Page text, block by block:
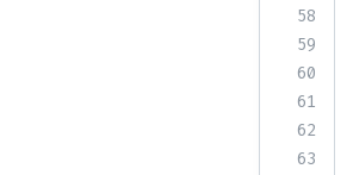
58
59
60
61
62
63